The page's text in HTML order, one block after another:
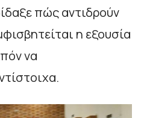
πώς αντιδρούν
η εξουσία
να